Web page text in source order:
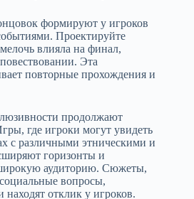
формируют у игроков
Проектируйте
влияла на финал,
Эта
повторные прохождения и
продолжают
где игроки могут увидеть
с различными этническими и
горизонты и
аудиторию. Сюжеты,
вопросы,
находят отклик у игроков.